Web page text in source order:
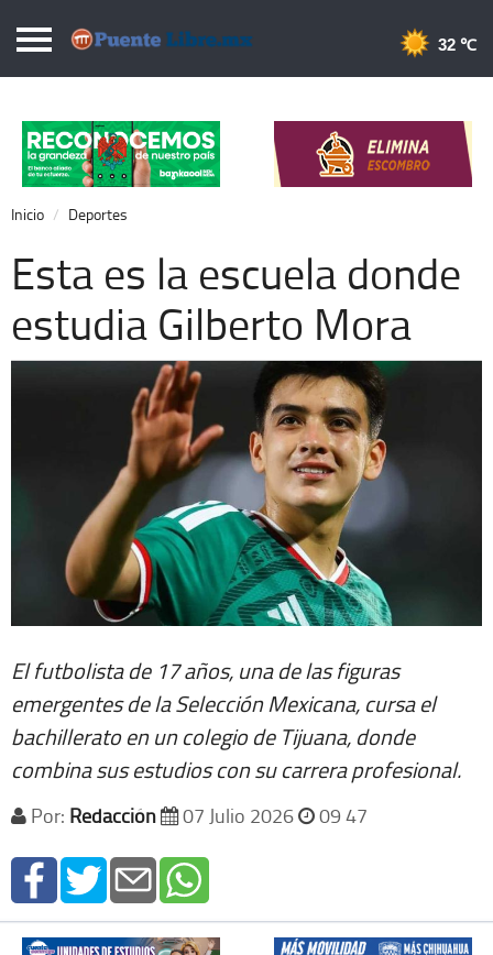
Puentelibre.mx
Local
Nacional
Opinión
Cronos
Economía
Espectáculos
32 ℃
Inicio Deportes
Esta es la escuela donde
estudia Gilberto Mora
El futbolista de 17 años, una de las figuras
emergentes de la Selección Mexicana, cursa el
bachillerato en un colegio de Tijuana, donde
combina sus estudios con su carrera profesional.
Por: Redacción 07 Julio 2026 09 47